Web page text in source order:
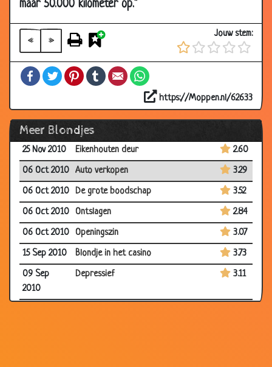
maar 50.000 kilometer op."
« »
Jouw stem:
FacebookTwitterPinterestTumblrEmail
https://Moppen.nl/62633
Meer Blondjes
28 Jun 2013
Buren ruzie
05 Nov 2012
Blijf!
3.18
Dubbele beglazing
3.28
22 Jun 2012
Nooit een onderbroek aan
16 May 2012
Dom blondje onder de douche
11 May 2012
Niemand nam op
3.62
20 Apr 2011
Pak melk
25 Nov 2010
Eikenhouten deur
2.60
06 Oct 2010
Auto verkopen
3.29
06 Oct 2010
De grote boodschap
3.52
06 Oct 2010
Ontslagen
2.84
06 Oct 2010
Openingszin
3.07
15 Sep 2010
Blondje in het casino
3.73
09 Sep
2010
Depressief 3.11